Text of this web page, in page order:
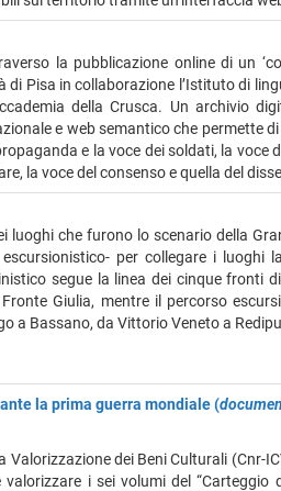
la pubblicazione online di un
di Pisa in collaborazione l’Istituto di
della Crusca. Un archivio
e web semantico che permette di
e la voce dei soldati, la voce
la voce del consenso e quella del
luoghi che furono lo scenario della
per collegare i luoghi
segue la linea dei cinque fronti
Giulia, mentre il percorso
a Bassano, da Vittorio Veneto a
la prima guerra mondiale (
dei Beni Culturali (Cnr-
i sei volumi del “Carteggio